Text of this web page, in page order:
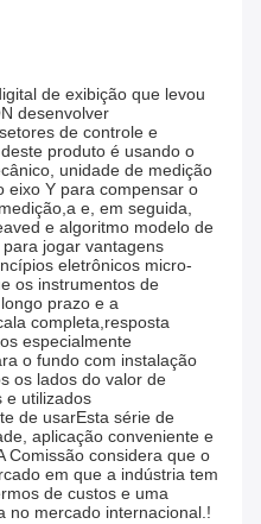
de exibição que levou
desenvolver
de controle e
produto é usando o
unidade de medição
eixo Y para compensar o
e, em seguida,
e algoritmo modelo de
jogar vantagens
eletrônicos micro-
os instrumentos de
prazo e a
completa,resposta
especialmente
o fundo com instalação
os lados do valor de
e utilizados
de usarEsta série de
aplicação conveniente e
Comissão considera que o
em que a indústria tem
de custos e uma
no mercado internacional.!